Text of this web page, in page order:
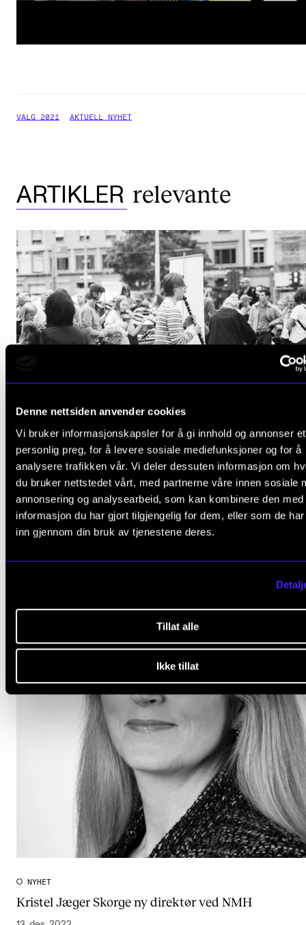
Denne nettsiden anvender cookies
Vi bruker informasjonskapsler for å gi innhold og annonser et
personlig preg, for å levere sosiale mediefunksjoner og for å
analysere trafikken vår. Vi deler dessuten informasjon om
du bruker nettstedet vårt, med partnerne våre innen sosiale
annonsering og analysearbeid, som kan kombinere den med
informasjon du har gjort tilgjengelig for dem, eller som de
inn gjennom din bruk av tjenestene deres.
Tillat alle
Ikke tillat
VALG 2021 AKTUELL NYHET
ARTIKLER relevante
NYHET
NMH stadig på topp 10
24. mars 2023
NYHET
Kristel Jæger Skorge ny direktør ved NMH